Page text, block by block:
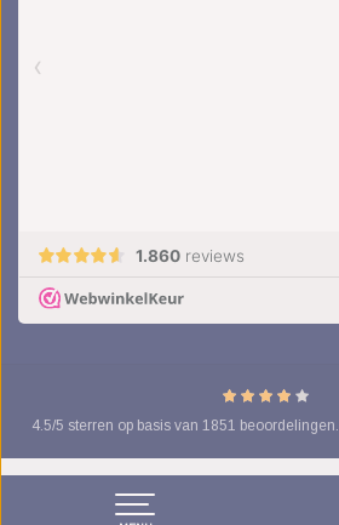
4.5/5 sterren op basis van 1851 beoordelingen.
© Copyright 2026 kinderplanborden.nl